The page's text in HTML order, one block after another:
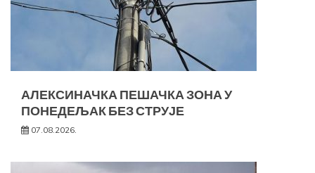
АЛЕКСИНАЧКА ПЕШАЧКА ЗОНА У
ПОНЕДЕЉАК БЕЗ СТРУЈЕ
07.08.2026.